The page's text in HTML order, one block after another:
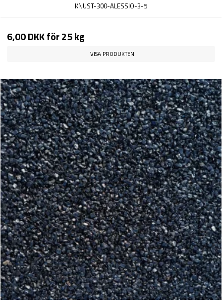
KNUST-300-ALESSIO-3-5
6,00 DKKför 25 kg
VISA PRODUKTEN